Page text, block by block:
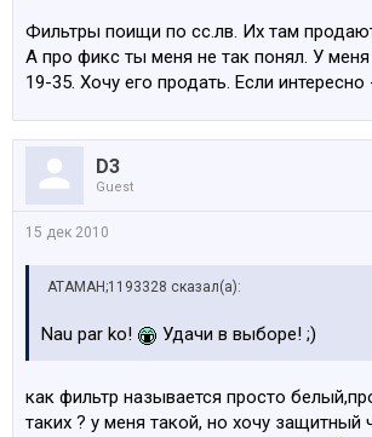
Фильтры поищи по сс.лв. Их там
А про фикс ты меня не так понял. У
19-35. Хочу его продать. Если интересно
D3
Guest
15 дек 2010
АТАМАН;1193328 сказал(а):
Nau par ko! Удачи в выборе! ;)
как фильтр называется просто
таких ? у меня такой, но хочу